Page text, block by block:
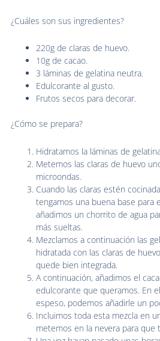
¿Cuáles son sus ingredientes?
220g de claras de huevo.
10g de cacao.
3 láminas de gelatina neutra.
Edulcorante al gusto.
Frutos secos para decorar.
¿Cómo se prepara?
Hidratamos la láminas de
Metemos las claras de huevo
microondas.
Cuando las claras estén
tengamos una buena base para
añadimos un chorrito de agua
más sueltas.
Mezclamos a continuación las
hidratada con las claras de
quede bien integrada.
A continuación, añadimos el
edulcorante que queramos. En
espeso, podemos añadirle un
Incluimos toda esta mezcla en
metemos en la nevera para que